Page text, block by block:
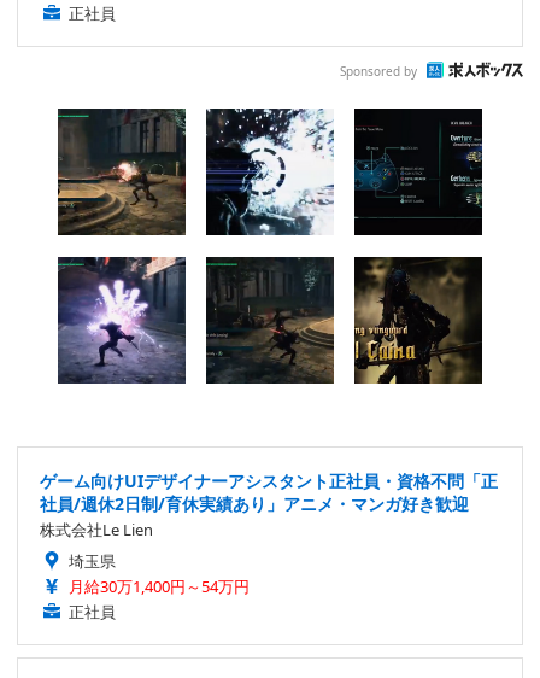
正社員
Sponsored by
ゲーム向けUIデザイナーアシスタント正社員・資格不問「正
社員/週休2日制/育休実績あり」アニメ・マンガ好き歓迎
株式会社Le Lien
埼玉県
月給30万1,400円～54万円
正社員